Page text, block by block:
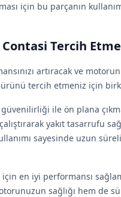
için bu parçanın
Tercih
artıracak ve
tercih etmeniz için
ile ön plana
yakıt tasarrufu
sayesinde uzun
en iyi performansı
sağlığı hem de